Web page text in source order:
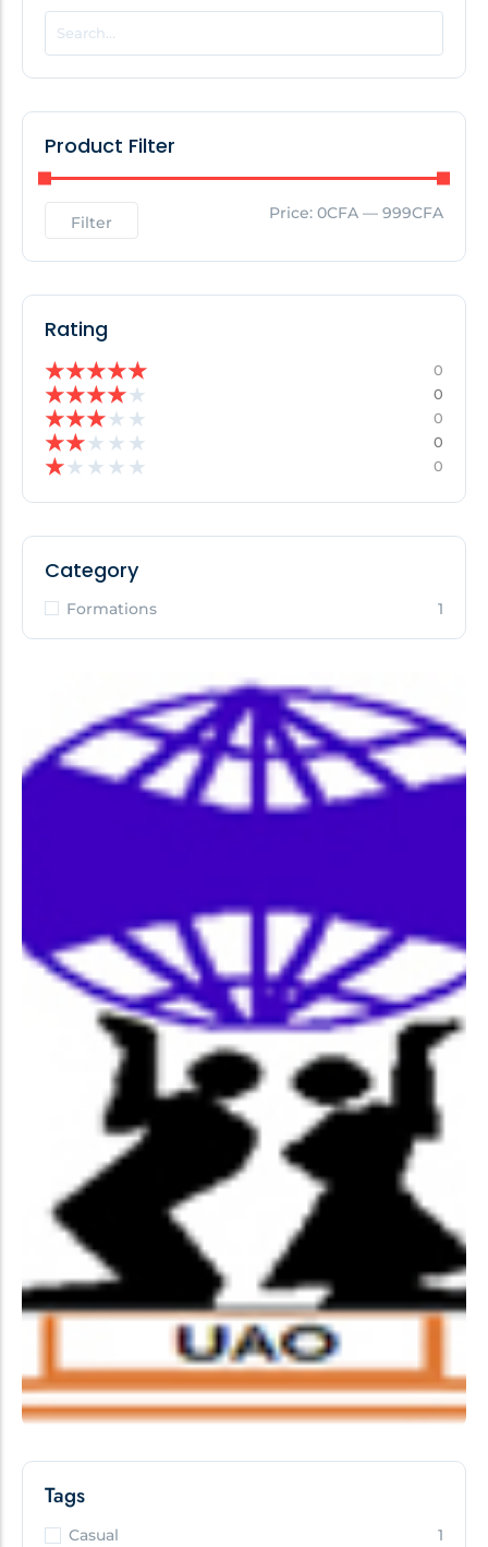
POPULAR THIS WEEK
No Posts Found!
No Posts Found!
Product Filter
Filter Price: 0CFA — 999CFA
Rating
★★★★★ 0
★★★★★ 0
★★★★ ★ 0
★★★ ★ ★ 0
★★ ★ ★ ★ 0
Category
Formations 1
Tags
Casual
1